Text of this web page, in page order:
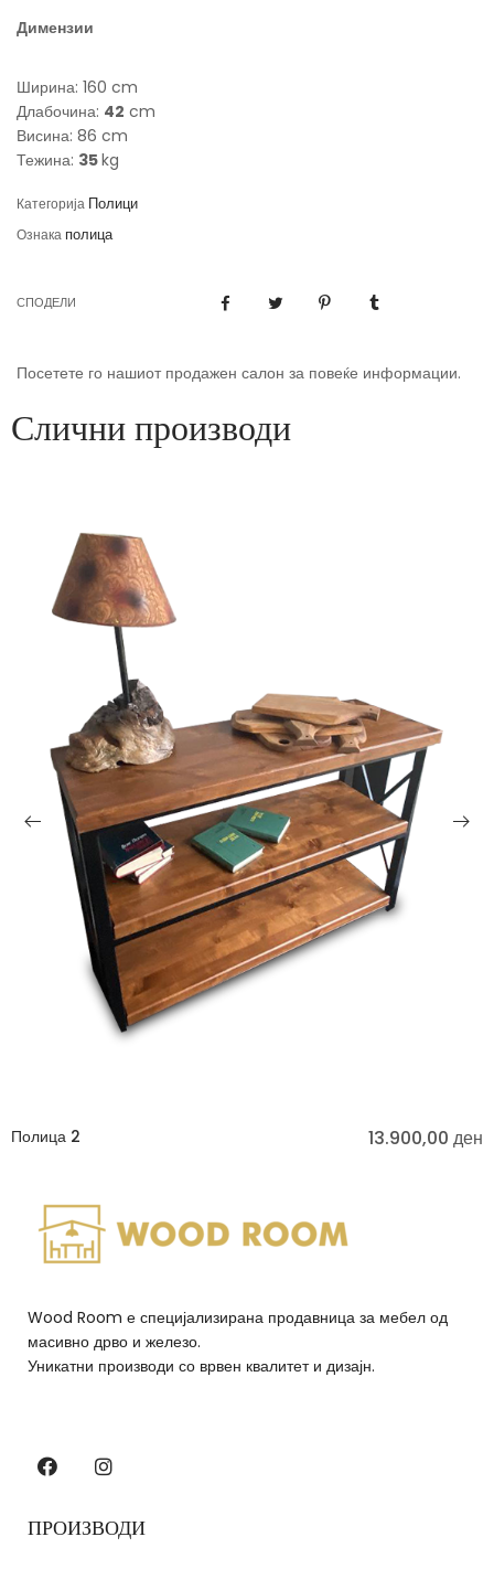
Димензии
Ширина: 160 cm
Длабочина: 42 cm
Висина: 86 cm
Тежина: 35kg
Категорија Полици
Ознака полица
СПОДЕЛИ
Посетете го нашиот продажен салон за повеќе информации.
Слични производи
Полица 2 13.900,00 ден
Wood Room е специјализирана продавница за мебел од
масивно дрво и железо.
Уникатни производи со врвен квалитет и дизајн.
ПРОИЗВОДИ